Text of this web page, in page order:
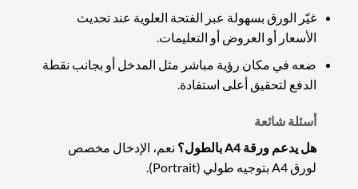
غيّر الورق بسهولة عبر الفتحة العلوية عند تحديث
الأسعار أو العروض أو التعليمات.
ضعه في مكان رؤية مباشر مثل المدخل أو بجانب نقطة
الدفع لتحقيق أعلى استفادة.
أسئلة شائعة
هل يدعم ورقة A4 بالطول؟
نعم، الإدخال مخصص
لورق A4 بتوجيه طولي (Portrait).